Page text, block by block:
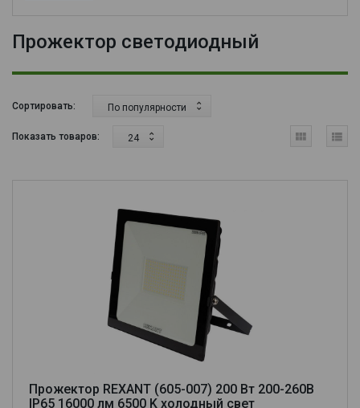
Прожектор светодиодный
Сортировать: По популярности
Показать товаров: 24
Прожектор REXANT (605-007) 200 Вт 200-260В
IP65 16000 лм 6500 K холодный свет